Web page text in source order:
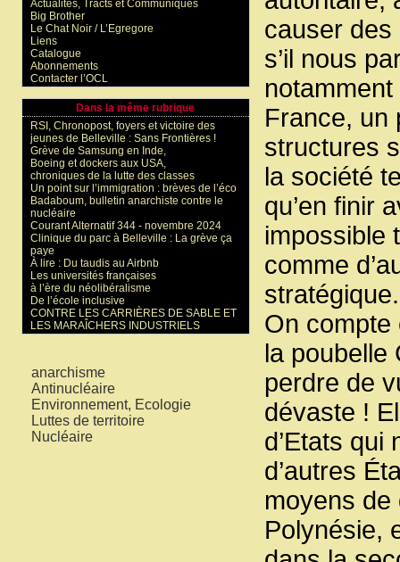
causer des
s’il nous
France, un
structures
la société
qu’en finir
impossible
comme
stratégique.
On compte
la poubelle
perdre de
dévaste !
d’Etats qui
d’autres
moyens de
Polynésie,
Actualités, Tracts et Communiqués
Big Brother
Le Chat Noir / L’Egregore
Liens
Catalogue
Abonnements
Contacter l’OCL
Dans la même rubrique
RSI, Chronopost, foyers et victoire des
jeunes de Belleville : Sans Frontières !
Grève de Samsung en Inde,
Boeing et dockers aux USA,
chroniques de la lutte des classes
Un point sur l’immigration : brèves de l’éco
Badaboum, bulletin anarchiste contre le
nucléaire
Courant Alternatif 344 - novembre 2024
Clinique du parc à Belleville : La grève ça
paye
À lire : Du taudis au Airbnb
Les universités françaises
à l’ère du néolibéralisme
De l’école inclusive
CONTRE LES CARRIÈRES DE SABLE ET
LES MARAÎCHERS INDUSTRIELS
anarchisme
Antinucléaire
Environnement, Ecologie
Luttes de territoire
Nucléaire